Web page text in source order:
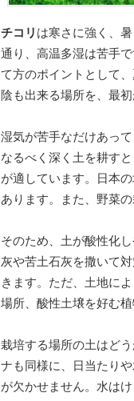
チコリ は寒さに強く、
通り、高温多湿は苦手
て方のポイントとして
陰も出来る場所を、最
湿気が苦手なだけあっ
なるべく深く土を耕す
が適しています。日本
あります。また、野菜
そのため、土が酸性化し
灰や苦土石灰を撒いて
きます。ただ、土地に
場所、酸性土壌を好む
栽培する場所の土はど
ナも同様に、日当たり
が欠かせません。水はけ